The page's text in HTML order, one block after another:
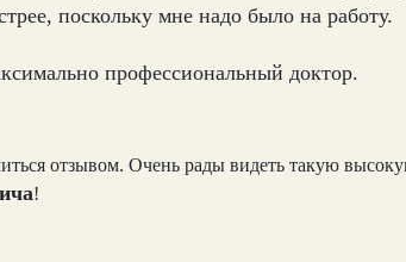
поскольку мне надо было на работу.
профессиональный доктор.
отзывом. Очень рады видеть такую
!